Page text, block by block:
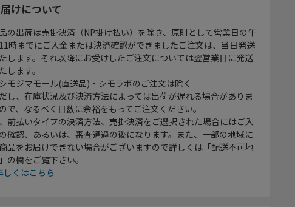
けについて
の出荷は売掛決済（NP掛け払い）を除き、原則として営業日の午
時までにご入金または決済確認ができましたご注文は、当日発送
します。それ以降にお受けしたご注文については翌営業日に発送
します。
モジマモール(直送品)・シモラボのご注文は除く
し、在庫状況及び決済方法によっては出荷が遅れる場合がありま
で、なるべく日数に余裕をもってご注文ください。
前払いタイプの決済方法、売掛決済をご選択された場合にはご入
確認、あるいは、審査通過の後になります。また、一部の地域に
品をお届けできない場合がございますので詳しくは「配送不可地
の欄をご覧下さい。
しくはこちら